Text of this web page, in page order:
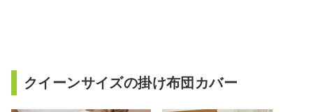
クイーンサイズの掛け布団カバー